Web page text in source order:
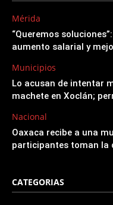
Mérida
“Queremos
aumento salarial y
Municipios
Lo acusan de intentar
machete en Xoclán;
Nacional
Oaxaca recibe a una
participantes toman la
CATEGORIAS